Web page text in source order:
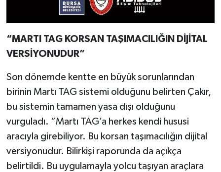
“MARTI TAG KORSAN TAŞIMACILIĞIN DİJİTAL
VERSİYONUDUR”
Son dönemde kentte en büyük sorunlarından
birinin Martı TAG sistemi olduğunu belirten Çakır,
bu sistemin tamamen yasa dışı olduğunu
vurguladı. “Martı TAG’a herkes kendi hususi
aracıyla girebiliyor. Bu korsan taşımacılığın dijital
versiyonudur. Bilirkişi raporunda da açıkça
belirtildi. Bu uygulamayla yolcu taşıyan araçlara